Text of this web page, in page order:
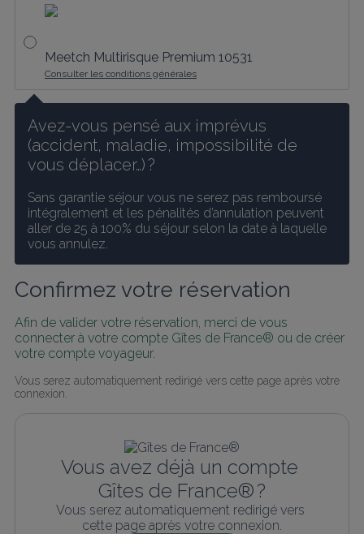
Meetch Multirisque Premium 10531
Consulter les conditions générales
Avez-vous pensé aux imprévus
(accident, maladie, impossibilité de
vous déplacer…) ?
Sans garantie séjour vous ne serez pas remboursé
intégralement et les pénalités d’annulation peuvent
aller de 25 à 100% du séjour selon la date à laquelle
vous annulez.
Confirmez votre réservation
Afin de valider votre réservation, merci de vous
connecter à votre compte Gîtes de France® ou de créer
votre compte voyageur.
Vous serez automatiquement redirigé vers cette page après votre
connexion.
Vous avez déjà un compte
Gîtes de France® ?
Vous serez automatiquement redirigé vers
cette page après votre connexion.